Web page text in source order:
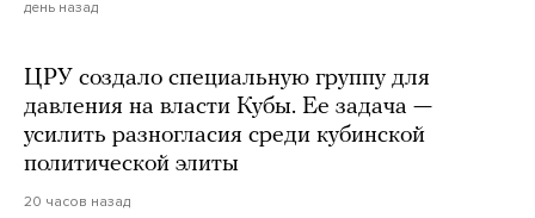
день назад
ЦРУ создало специальную группу для
давления на власти Кубы. Ее задача —
усилить разногласия среди кубинской
политической элиты
20 часов назад